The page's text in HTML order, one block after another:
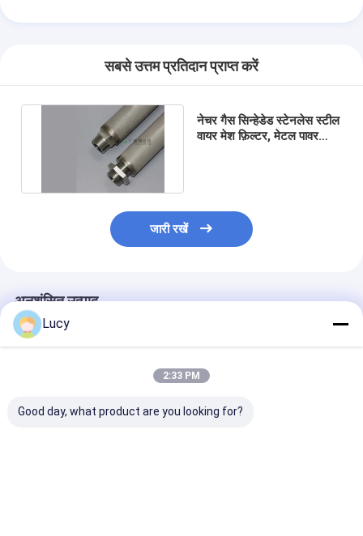
सबसे उत्तम प्रतिदान प्राप्त करें
नेचर गैस सिन्हेडेड स्टेनलेस स्टील
वायर मेश फ़िल्टर, मेटल पावर
जारी रखें
अनुशंसित उत्पाद
Lucy
2:33 PM
Good day, what product are you looking for?